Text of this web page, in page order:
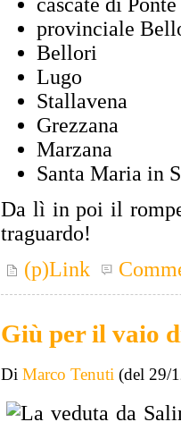
provinciale
Bellori
Lugo
Stallavena
Grezzana
Marzana
Santa Maria in
Da lì in poi il
traguardo!
(p)Link
Giù per il vaio
Di Marco Tenuti (del 29/